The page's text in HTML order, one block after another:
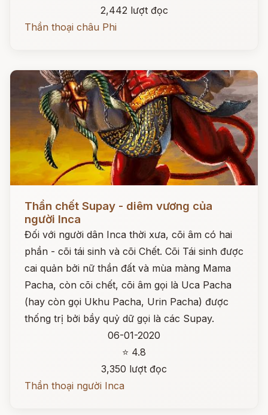
2,442 lượt đọc
Thần thoại châu Phi
Đọc ngay
Thần chết Supay - diêm vương của
người Inca
Đối với người dân Inca thời xưa, cõi âm có hai
phần - cõi tái sinh và cõi Chết. Cõi Tái sinh được
cai quản bởi nữ thần đất và mùa màng Mama
Pacha, còn cõi chết, cõi âm gọi là Uca Pacha
(hay còn gọi Ukhu Pacha, Urin Pacha) được
thống trị bởi bầy quỷ dữ gọi là các Supay.
06-01-2020
⭐ 4.8
3,350 lượt đọc
Thần thoại người Inca